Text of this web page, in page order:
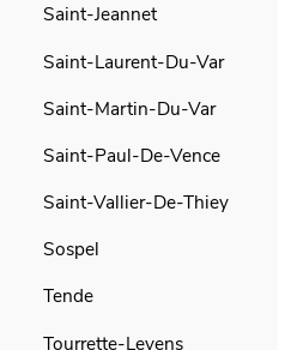
Saint-Jeannet
Saint-Laurent-Du-Var
Saint-Martin-Du-Var
Saint-Paul-De-Vence
Saint-Vallier-De-Thiey
Sospel
Tende
Tourrette-Levens